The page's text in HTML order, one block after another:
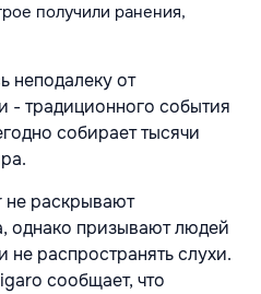
получили ранения,
неподалеку от
- традиционного события
собирает тысячи
не раскрывают
однако призывают людей
не распространять слухи.
сообщает, что